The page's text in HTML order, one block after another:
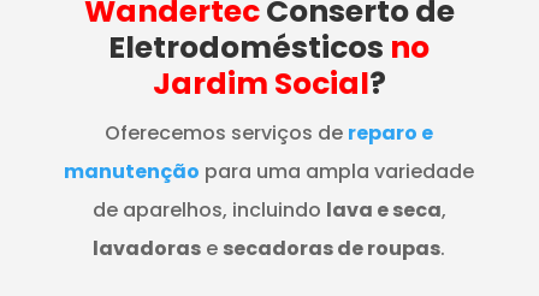
WandertecConserto de
Eletrodomésticos no
Jardim Social?
Oferecemos serviços de reparo e
manutenção para uma ampla variedade
de aparelhos, incluindo lava e seca,
lavadoras e secadoras de roupas.